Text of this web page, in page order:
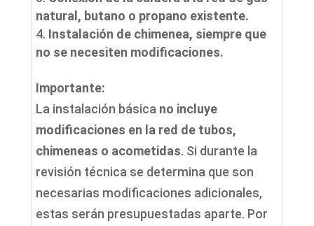
natural, butano o propano existente.
Instalación de chimenea, siempre que
no se necesiten modificaciones.
Importante:
La instalación básica no incluye
modificaciones en la red de tubos,
chimeneas o acometidas. Si durante la
revisión técnica se determina que son
necesarias modificaciones adicionales,
estas serán presupuestadas aparte. Por